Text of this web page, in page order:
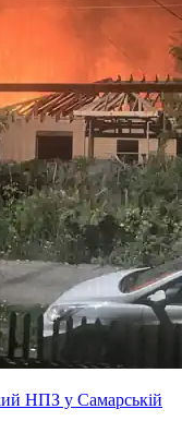
НПЗ у Самарській